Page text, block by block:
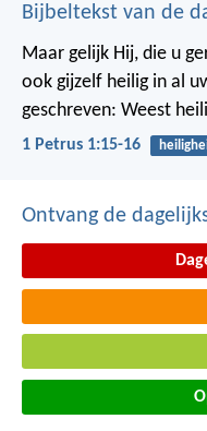
Bijbeltekst van de
Maar gelijk Hij, die u
ook gijzelf heilig in al
geschreven: Weest
1 Petrus 1:15-16
Ontvang de